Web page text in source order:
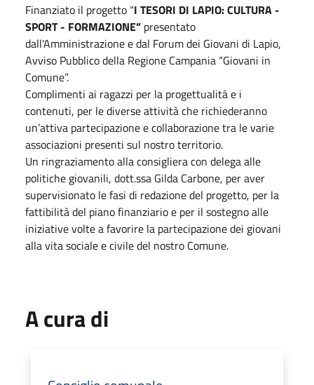
Finanziato il progetto “I TESORI DI LAPIO: CULTURA -
SPORT - FORMAZIONE” presentato
dall'Amministrazione e dal Forum dei Giovani di Lapio,
Avviso Pubblico della Regione Campania “Giovani in
Comune”.
Complimenti ai ragazzi per la progettualità e i
contenuti, per le diverse attività che richiederanno
un’attiva partecipazione e collaborazione tra le varie
associazioni presenti sul nostro territorio.
Un ringraziamento alla consigliera con delega alle
politiche giovanili, dott.ssa Gilda Carbone, per aver
supervisionato le fasi di redazione del progetto, per la
fattibilità del piano finanziario e per il sostegno alle
iniziative volte a favorire la partecipazione dei giovani
alla vita sociale e civile del nostro Comune.
A cura di